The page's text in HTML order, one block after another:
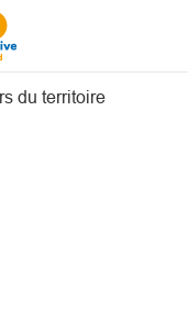
du territoire